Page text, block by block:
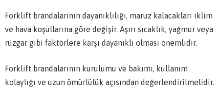
Forklift brandalarının dayanıklılığı, maruz kalacakları iklim
ve hava koşullarına göre değişir. Aşırı sıcaklık, yağmur veya
rüzgar gibi faktörlere karşı dayanıklı olması önemlidir.
Forklift brandalarının kurulumu ve bakımı, kullanım
kolaylığı ve uzun ömürlülük açısından değerlendirilmelidir.